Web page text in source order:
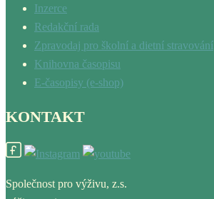
Inzerce
Redakční rada
Zpravodaj pro školní a dietní stravování
Knihovna časopisu
E-časopisy (e-shop)
KONTAKT
Společnost pro výživu, z.s.